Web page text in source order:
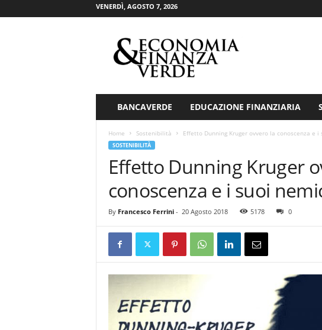
VENERDÌ, AGOSTO 7, 2026
V
d
BANCAVERDE EDUCAZIONE FINANZIARIA
Home Sostenibilità Effetto Dunning Kruger ovvero la conoscenza e i
SOSTENIBILITÀ
Effetto Dunning Kruger
conoscenza e i suoi
By Francesco Ferrini- 20 Agosto 2018 5178 0